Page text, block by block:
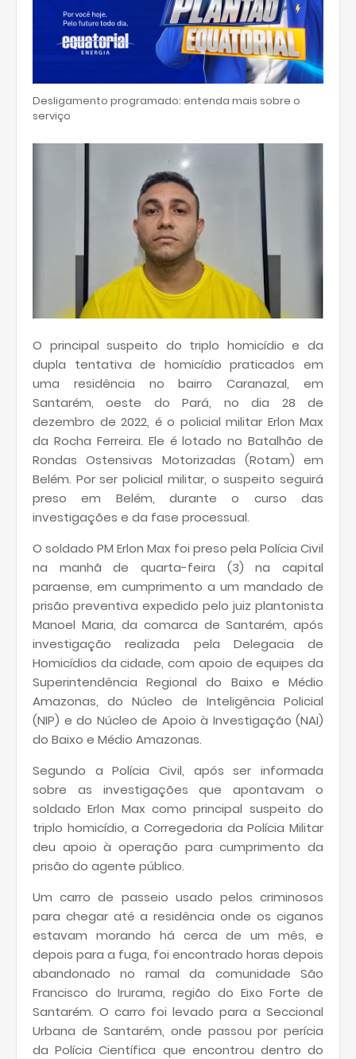
Desligamento programado: entenda mais sobre o
serviço
O principal suspeito do triplo homicídio e da
dupla tentativa de homicídio praticados em
uma residência no bairro Caranazal, em
Santarém, oeste do Pará, no dia 28 de
dezembro de 2022, é o policial militar Erlon Max
da Rocha Ferreira. Ele é lotado no Batalhão de
Rondas Ostensivas Motorizadas (Rotam) em
Belém. Por ser policial militar, o suspeito seguirá
preso em Belém, durante o curso das
investigações e da fase processual.
O soldado PM Erlon Max foi preso pela Polícia Civil
na manhã de quarta-feira (3) na capital
paraense, em cumprimento a um mandado de
prisão preventiva expedido pelo juiz plantonista
Manoel Maria, da comarca de Santarém, após
investigação realizada pela Delegacia de
Homicídios da cidade, com apoio de equipes da
Superintendência Regional do Baixo e Médio
Amazonas, do Núcleo de Inteligência Policial
(NIP) e do Núcleo de Apoio à Investigação (NAI)
do Baixo e Médio Amazonas.
Segundo a Polícia Civil, após ser informada
sobre as investigações que apontavam o
soldado Erlon Max como principal suspeito do
triplo homicídio, a Corregedoria da Polícia Militar
deu apoio à operação para cumprimento da
prisão do agente público.
Um carro de passeio usado pelos criminosos
para chegar até a residência onde os ciganos
estavam morando há cerca de um mês, e
depois para a fuga, foi encontrado horas depois
abandonado no ramal da comunidade São
Francisco do Irurama, região do Eixo Forte de
Santarém. O carro foi levado para a Seccional
Urbana de Santarém, onde passou por perícia
da Polícia Científica que encontrou dentro do